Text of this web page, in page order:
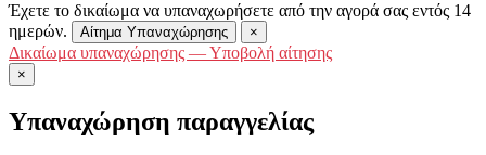
Έχετε το δικαίωμα να υπαναχωρήσετε από την αγορά σας εντός 14
ημερών.
Αίτημα Υπαναχώρησης ×
Δικαίωμα υπαναχώρησης — Υποβολή αίτησης
×
Υπαναχώρηση παραγγελίας